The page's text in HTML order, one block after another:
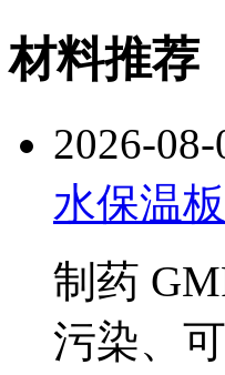
材料推荐
2026-08-
水保温
制药
污染、